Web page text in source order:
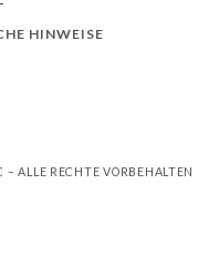
HINWEISE
ALLE RECHTE VORBEHALTEN